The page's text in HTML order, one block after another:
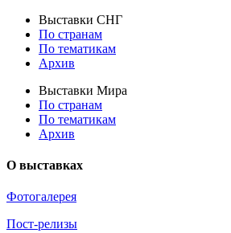
Выставки СНГ
По странам
По тематикам
Архив
Выставки Мира
По странам
По тематикам
Архив
О выставках
Фотогалерея
Пост-релизы